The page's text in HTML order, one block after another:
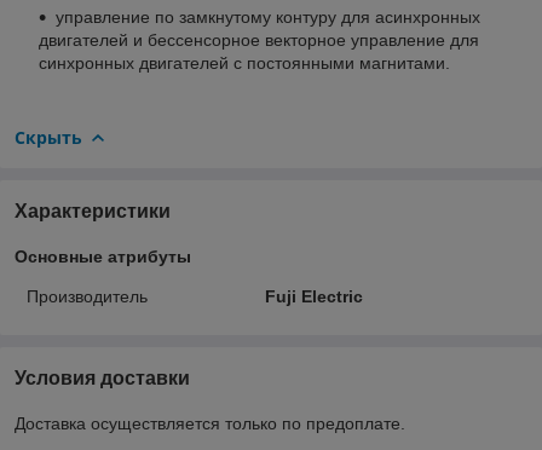
управление по замкнутому контуру для асинхронных
двигателей и бессенсорное векторное управление для
синхронных двигателей с постоянными магнитами.
Скрыть
Характеристики
Основные атрибуты
Производитель Fuji Electric
Условия доставки
Доставка осуществляется только по предоплате.